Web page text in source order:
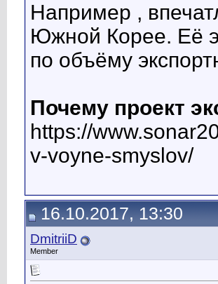
Например ,
Южной Корее. Её
по объёму
Почему проект
https://
v-voyne-smyslov/
16.10.2017, 13:30
DmitriiD
Member